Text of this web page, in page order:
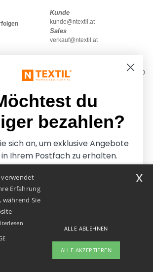
Kunde
kunde@ntextil.at
Sales
verkauf@ntextil.at
Montag – Donnerstag: 10:00–13:00
& 14:00–17:30
Freitag: 10:00–14:00
verwendet
Erfahrung
während Sie
ALLE ABLEHNEN
ALLE AKZEPTIEREN
x
du
bezahlen?
sich an, um exklusive Angebote
Ihrem Postfach zu erhalten.
ich möchte weniger
bezahlen